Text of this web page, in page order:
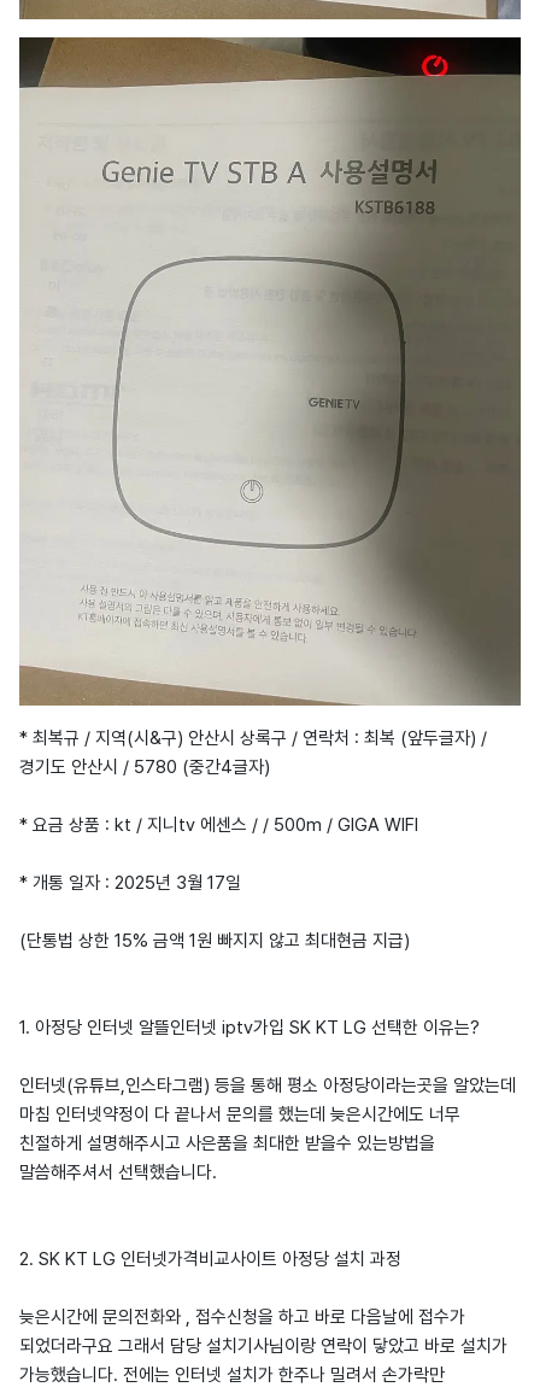
* 최복규 / 지역(시&구) 안산시 상록구 / 연락처 : 최복 (앞두글자) /
경기도 안산시 / 5780 (중간4글자)
* 요금 상품 : kt / 지니tv 에센스 / / 500m / GIGA WIFI
* 개통 일자 : 2025년 3월 17일
(단통법 상한 15% 금액 1원 빠지지 않고 최대현금 지급)
1. 아정당 인터넷 알뜰인터넷 iptv가입 SK KT LG 선택한 이유는?
인터넷(유튜브,인스타그램) 등을 통해 평소 아정당이라는곳을 알았는데
마침 인터넷약정이 다 끝나서 문의를 했는데 늦은시간에도 너무
친절하게 설명해주시고 사은품을 최대한 받을수 있는방법을
말씀해주셔서 선택했습니다.
2. SK KT LG 인터넷가격비교사이트 아정당 설치 과정
늦은시간에 문의전화와 , 접수신청을 하고 바로 다음날에 접수가
되었더라구요 그래서 담당 설치기사님이랑 연락이 닿았고 바로 설치가
가능했습니다. 전에는 인터넷 설치가 한주나 밀려서 손가락만